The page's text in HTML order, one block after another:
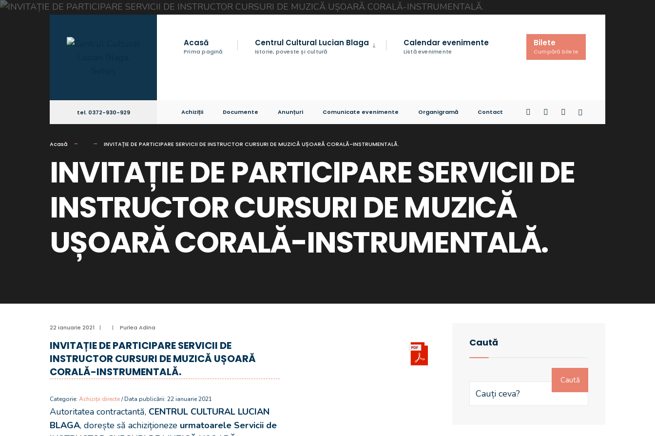
Acasă
Prima pagină
Centrul Cultural Lucian Blaga
Istorie, poveste și cultură
Calendar evenimente
Listă evenimente
Bilete
Cumpără bilete
tel. 0372-930-929 Achiziții Documente Anunțuri Comunicate evenimente Organigramă Contact
Acasă INVITAȚIE DE PARTICIPARE SERVICII DE INSTRUCTOR CURSURI DE MUZICĂ UȘOARĂ CORALĂ-INSTRUMENTALĂ.
INVITAȚIE DE PARTICIPARE SERVICII DE
INSTRUCTOR CURSURI DE MUZICĂ
UȘOARĂ CORALĂ-INSTRUMENTALĂ.
22 ianuarie 2021 | | Purlea Adina
INVITAȚIE DE PARTICIPARE SERVICII DE
INSTRUCTOR CURSURI DE MUZICĂ UȘOARĂ
CORALĂ-INSTRUMENTALĂ.
Categorie: Achiziții directe/ Data publicării: 22 ianuarie 2021
Autoritatea contractantă, CENTRUL CULTURAL LUCIAN
BLAGA, dorește să achiziționeze urmatoarele Servicii de
Caută
Caută